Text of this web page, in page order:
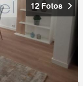
12 Fotos